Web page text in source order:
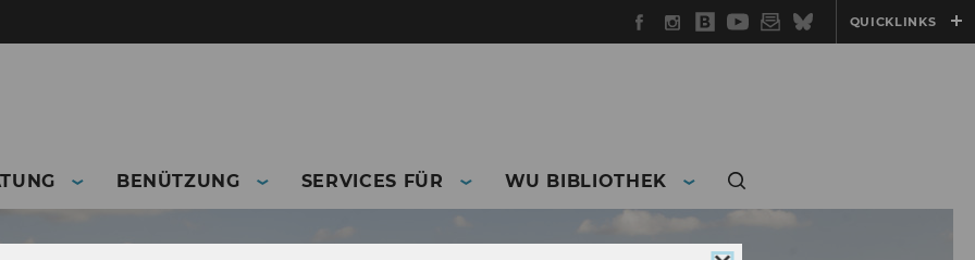
Facebook
Instagram
WU
Blog
YouTube
Newsletter
BlueskyQUICKLINKS
BENÜTZUNG SERVICES FÜR WU BIBLIOTHEK